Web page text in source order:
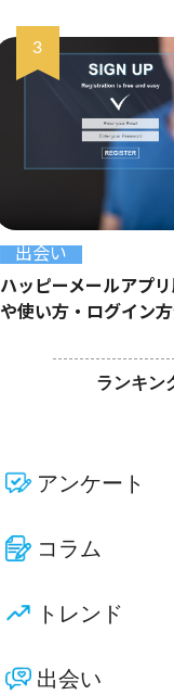
出会い
ハッピーメールアプ
や使い方・ログイン
ランキン
アンケート
コラム
トレンド
出会い